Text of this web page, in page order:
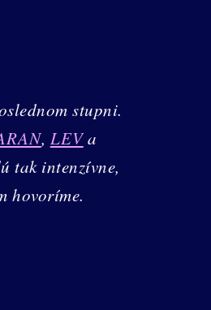
stupni.
, LEVa
tak intenzívne,
hovoríme.